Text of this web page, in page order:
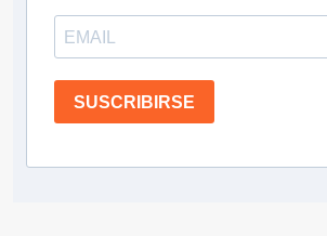
SUSCRIBIRSE